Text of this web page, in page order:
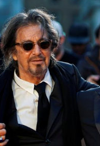
öffnen/schließen